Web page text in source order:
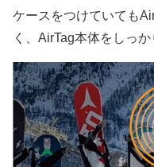
ケースをつけていても
く、AirTag本体をしっ